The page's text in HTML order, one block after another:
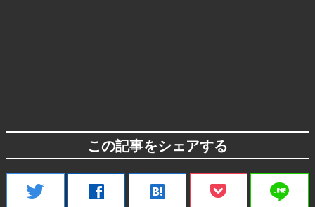
この記事をシェアする
twitter facebook hatenabookmark line